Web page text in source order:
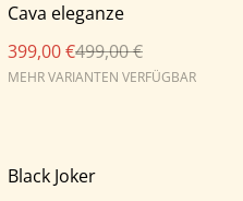
%
Cava eleganze
399,00 €499,00 €
MEHR VARIANTEN VERFÜGBAR
Black Joker